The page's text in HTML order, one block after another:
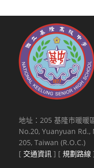
地址：205 基隆市暖暖
No.20, Yuanyuan
205, Taiwan (R.O.C.)
[ 交通資訊 ] [規劃路線